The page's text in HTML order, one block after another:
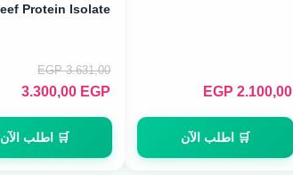
2.100,00
EGP
🛒 اطلب الآن
3.631,00
EGP
3.300,00 EGP
🛒 اطلب الآن